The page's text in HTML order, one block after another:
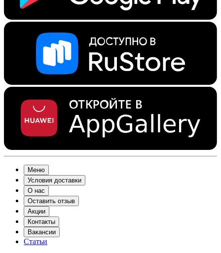
Меню
Условия доставки
О нас
Оставить отзыв
Акции
Контакты
Вакансии
Статьи